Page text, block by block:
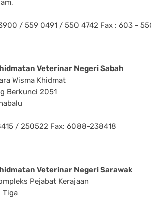
/ 559 0491 / 550 4742 Fax : 603 -
Veterinar Negeri Sabah
Wisma Khidmat
Berkunci 2051
/ 250522 Fax: 6088-238418
Veterinar Negeri Sarawak
Pejabat Kerajaan
Tiga